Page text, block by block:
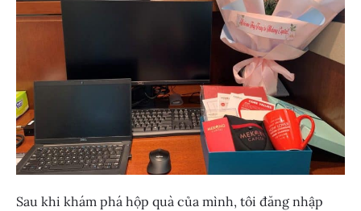
Sau khi khám phá hộp quà của mình, tôi đăng nhập